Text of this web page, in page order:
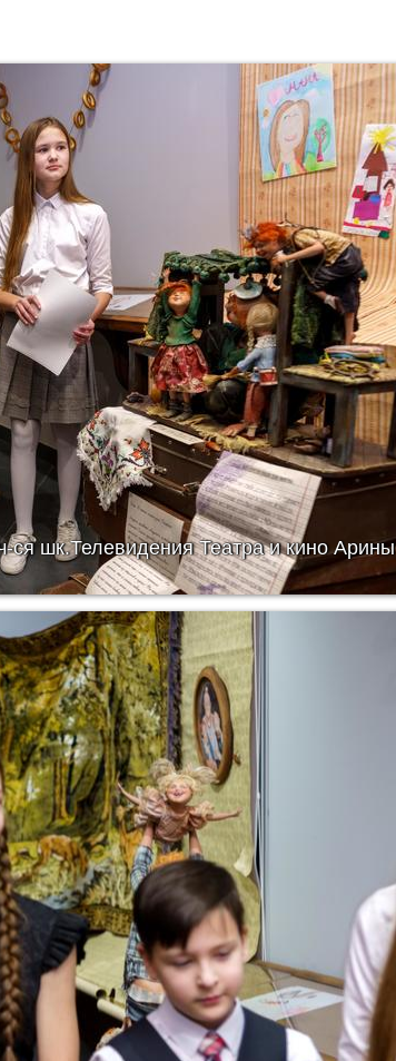
шк.Телевидения Театра и кино Арины